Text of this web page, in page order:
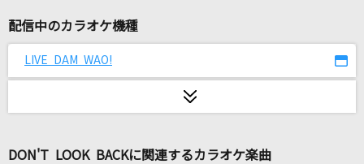
サクラウサギ
[生音]天体観測
配信中のカラオケ機種
LIVE DAM WAO!
DON'T LOOK BACKに関連するカラオケ楽曲